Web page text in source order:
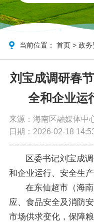
北方海南
政务要闻
党务公开
政务公开
政务服务
互动交流
数据发布
当前位置：首页 >政务
刘宝成调研春
全和企业运
来源：海南区融媒体中
日期：2026-02-18
区委书记刘宝成
和企业运行、安全生
在东仙超市（海
应、食品安全及消防
市场供求变化，保障